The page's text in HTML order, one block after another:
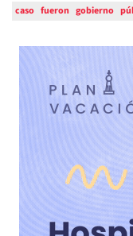
caso fueron gobierno